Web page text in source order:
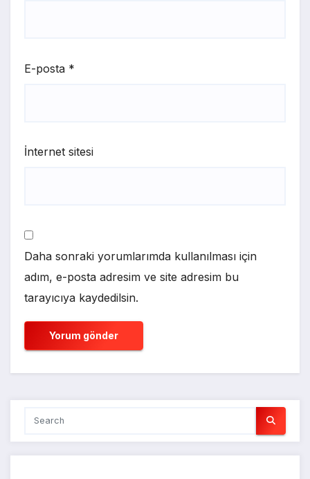
E-posta *
İnternet sitesi
Daha sonraki yorumlarımda kullanılması için
adım, e-posta adresim ve site adresim bu
tarayıcıya kaydedilsin.